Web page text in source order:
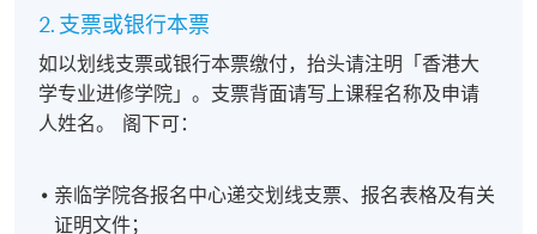
2. 支票或银行本票
如以划线支票或银行本票缴付，抬头请注明「香港大
学专业进修学院」。支票背面请写上课程名称及申请
人姓名。 阁下可：
亲临学院各报名中心递交划线支票、报名表格及有关
证明文件；